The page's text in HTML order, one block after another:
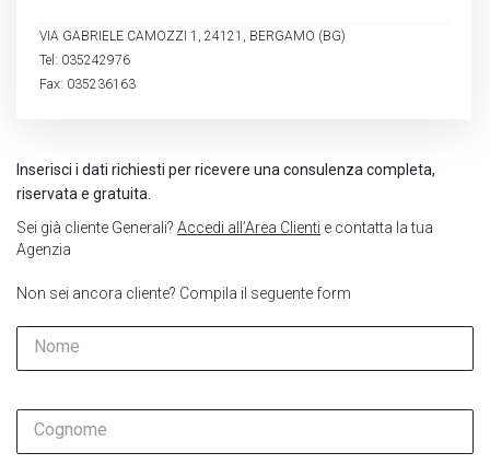
Inserisci i dati richiesti per ricevere una consulenza completa,
riservata e gratuita.
Sei già cliente Generali? Accedi all’Area Clienti e contatta la tua
Agenzia
Non sei ancora cliente? Compila il seguente form
Nome
Cognome
VIA GABRIELE CAMOZZI 1, 24121, BERGAMO (BG)
Tel: 035242976
Fax: 035236163